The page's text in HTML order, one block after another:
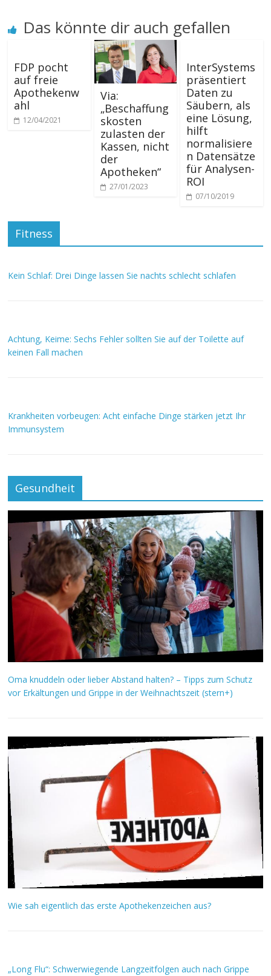
Das könnte dir auch gefallen
FDP pocht
auf freie
Apothekenw
ahl
12/04/2021
Via:
„Beschaffung
skosten
zulasten der
Kassen, nicht
der
Apotheken“
27/01/2023
InterSystems
präsentiert
Daten zu
Säubern, als
eine Lösung,
hilft
normalisiere
n Datensätze
für Analysen-
ROI
07/10/2019
Fitness
Kein Schlaf: Drei Dinge lassen Sie nachts schlecht schlafen
Achtung, Keime: Sechs Fehler sollten Sie auf der Toilette auf
keinen Fall machen
Krankheiten vorbeugen: Acht einfache Dinge stärken jetzt Ihr
Immunsystem
Gesundheit
Oma knuddeln oder lieber Abstand halten? – Tipps zum Schutz
vor Erkältungen und Grippe in der Weihnachtszeit (stern+)
Wie sah eigentlich das erste Apothekenzeichen aus?
„Long Flu“: Schwerwiegende Langzeitfolgen auch nach Grippe